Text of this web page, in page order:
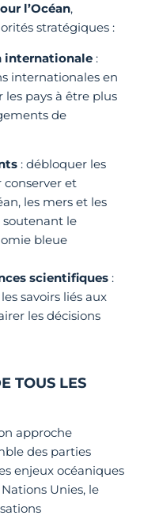
l’Océan,
stratégiques :
internationale:
internationales en
les pays à être plus
de
: débloquer les
conserver et
les mers et les
soutenant le
bleue
scientifiques:
savoirs liés aux
les décisions
TOUS LES
approche
des parties
enjeux océaniques
Unies, le